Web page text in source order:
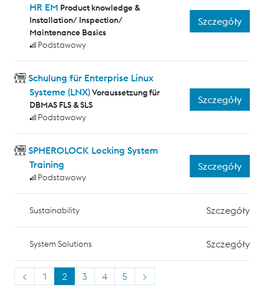
HR EM Product knowledge &
Installation/ Inspection/
Maintenance Basics
Podstawowy
Szczegóły
Schulung für Enterprise Linux
Systeme (LNX)Voraussetzung für
DBMAS FLS & SLS
Podstawowy
Szczegóły
SPHEROLOCK Locking System
Training
Podstawowy
Szczegóły
Sustainability Szczegóły
System Solutions Szczegóły
< 1 2 3 4 5 >